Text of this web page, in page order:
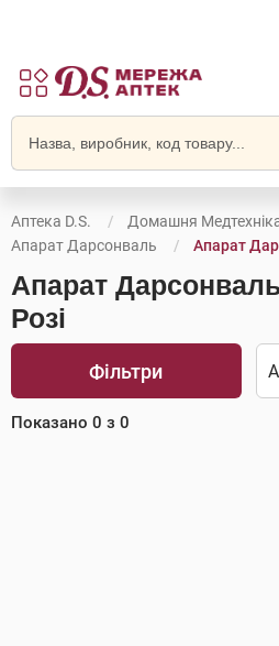
Аптека D.S.
Домашня
Апарат Дарсонваль
Апарат
Апарат
Розі
Фільтри
Показано 0 з 0